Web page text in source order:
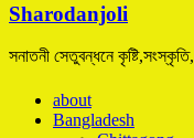
Sharodanjoli
সনাতনী সেতুবন্ধনে
about
Bangladesh